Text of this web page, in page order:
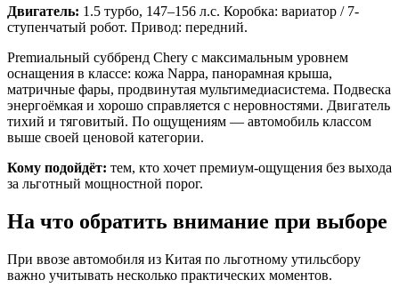
Двигатель: 1.5 турбо, 147–156 л.с. Коробка: вариатор / 7-
ступенчатый робот. Привод: передний.
Premиальный суббренд Chery с максимальным уровнем
оснащения в классе: кожа Nappa, панорамная крыша,
матричные фары, продвинутая мультимедиасистема. Подвеска
энергоёмкая и хорошо справляется с неровностями. Двигатель
тихий и тяговитый. По ощущениям — автомобиль классом
выше своей ценовой категории.
Кому подойдёт: тем, кто хочет премиум-ощущения без выхода
за льготный мощностной порог.
На что обратить внимание при выборе
При ввозе автомобиля из Китая по льготному утильсбору
важно учитывать несколько практических моментов.